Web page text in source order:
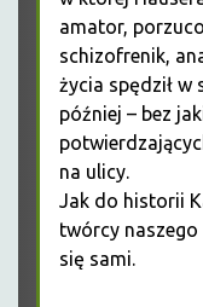
amator,
schizofrenik,
życia spędził w
później – bez
na ulicy.
Jak do historii
twórcy
się sami.